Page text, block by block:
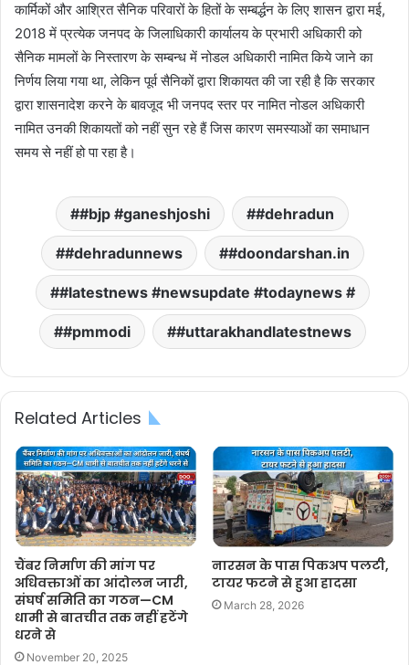
कार्मिकों और आश्रित सैनिक परिवारों के हितों के सम्बर्द्धन के लिए शासन द्वारा मई,
2018 में प्रत्येक जनपद के जिलाधिकारी कार्यालय के प्रभारी अधिकारी को
सैनिक मामलों के निस्तारण के सम्बन्ध में नोडल अधिकारी नामित किये जाने का
निर्णय लिया गया था, लेकिन पूर्व सैनिकों द्वारा शिकायत की जा रही है कि सरकार
द्वारा शासनादेश करने के बावजूद भी जनपद स्तर पर नामित नोडल अधिकारी
नामित उनकी शिकायतों को नहीं सुन रहे हैं जिस कारण समस्याओं का समाधान
समय से नहीं हो पा रहा है।
#bjp #ganeshjoshi #dehradun
#dehradunnews #doondarshan.in
#latestnews #newsupdate #todaynews #
#pmmodi #uttarakhandlatestnews
Related Articles
चैंबर निर्माण की मांग पर
अधिवक्ताओं का आंदोलन जारी,
संघर्ष समिति का गठन—CM
धामी से बातचीत तक नहीं हटेंगे
धरने से
November 20, 2025
नारसन के पास पिकअप पलटी,
टायर फटने से हुआ हादसा
March 28, 2026